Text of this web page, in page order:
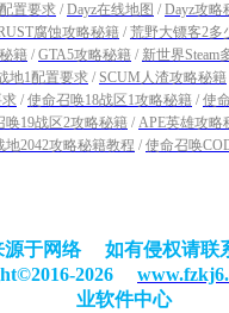
置要求 / Dayz在线地图 / Dayz攻略
腐蚀攻略秘籍 / 荒野大镖客2多
籍 / GTA5攻略秘籍 / 新世界Steam
地1配置要求 / SCUM人渣攻略秘籍
求 / 使命召唤18战区1攻略秘籍 / 使
唤19战区2攻略秘籍 / APE英雄攻略
地2042攻略秘籍教程 / 使命召唤
源于网络 如有侵权请
2026
业软件中心